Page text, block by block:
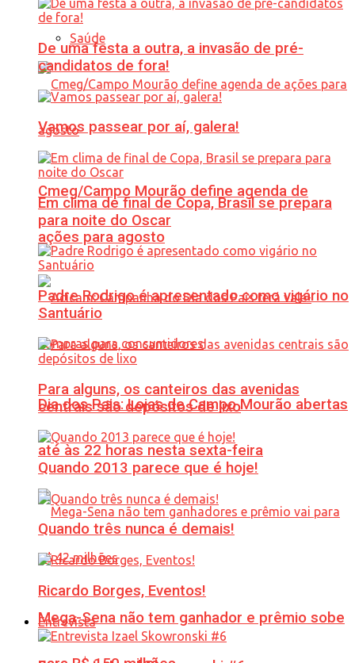
Saúde
Cmeg/Campo Mourão define agenda de
ações para agosto
Dia dos Pais: Lojas de Campo Mourão abertas
até às 22 horas nesta sexta-feira
Mega-Sena não tem ganhador e prêmio sobe
De uma festa a outra, a invasão de pré-
candidatos de fora!
Vamos passear por aí, galera!
Em clima de final de Copa, Brasil se prepara
para noite do Oscar
Padre Rodrigo é apresentado como vigário no
Santuário
Para alguns, os canteiros das avenidas
centrais são depósitos de lixo
Quando 2013 parece que é hoje!
Quando três nunca é demais!
Ricardo Borges, Eventos!
Entrevista